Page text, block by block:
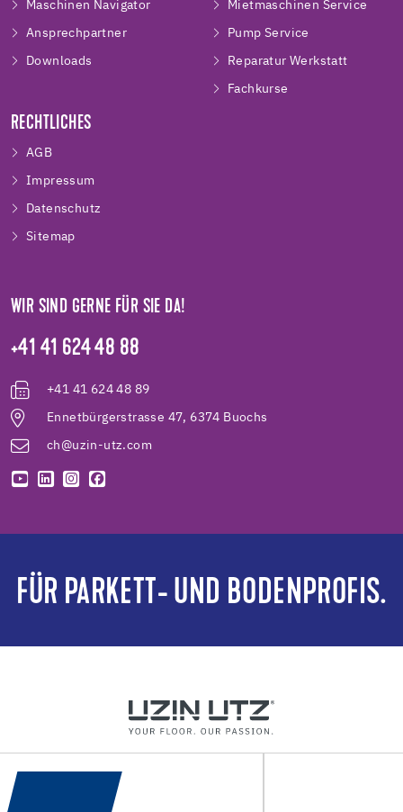
Maschinen Navigator
Ansprechpartner
Downloads
Mietmaschinen Service
Pump Service
Reparatur Werkstatt
Fachkurse
RECHTLICHES
AGB
Impressum
Datenschutz
Sitemap
WIR SIND GERNE FÜR SIE DA!
+41 41 624 48 88
+41 41 624 48 89
Ennetbürgerstrasse 47, 6374 Buochs
ch@uzin-utz.com
FÜR PARKETT- UND BODENPROFIS.